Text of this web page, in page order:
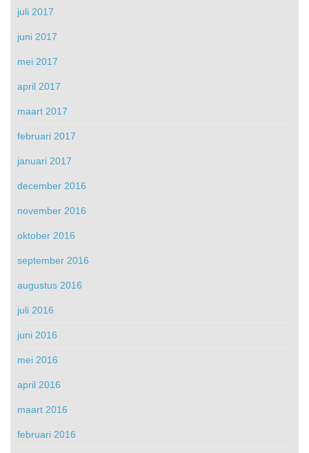
juli 2017
juni 2017
mei 2017
april 2017
maart 2017
februari 2017
januari 2017
december 2016
november 2016
oktober 2016
september 2016
augustus 2016
juli 2016
juni 2016
mei 2016
april 2016
maart 2016
februari 2016